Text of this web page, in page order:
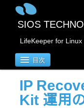
SIOS
LifeKeeper for
目次
LifeKeeper for
IP
Kit 運用